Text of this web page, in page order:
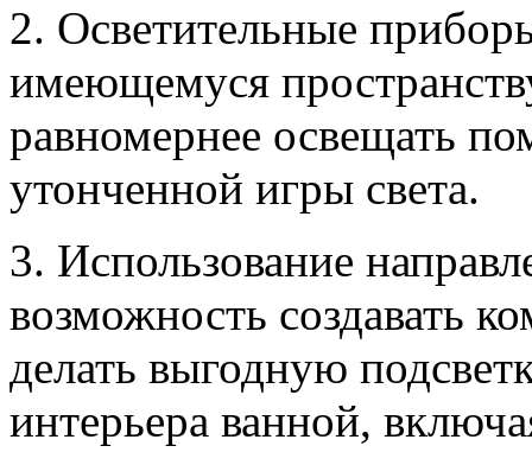
2. Осветительные
имеющемуся
равномернее освещать
утонченной игры света.
3. Использование
возможность создавать
делать выгодную
интерьера ванной,